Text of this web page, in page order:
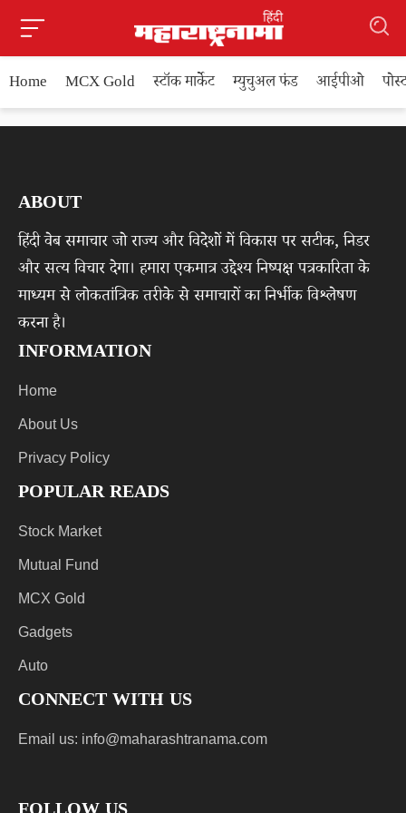
Home MCX Gold स्टॉक मार्केट म्युचुअल फंड आईपीओ
ABOUT
हिंदी वेब समाचार जो राज्य और विदेशों में विकास पर सटीक, निडर
और सत्य विचार देगा। हमारा एकमात्र उद्देश्य निष्पक्ष पत्रकारिता के
माध्यम से लोकतांत्रिक तरीके से समाचारों का निर्भीक विश्लेषण
करना है।
INFORMATION
Home
About Us
Privacy Policy
POPULAR READS
Stock Market
Mutual Fund
MCX Gold
Gadgets
Auto
CONNECT WITH US
Email us: info@maharashtranama.com